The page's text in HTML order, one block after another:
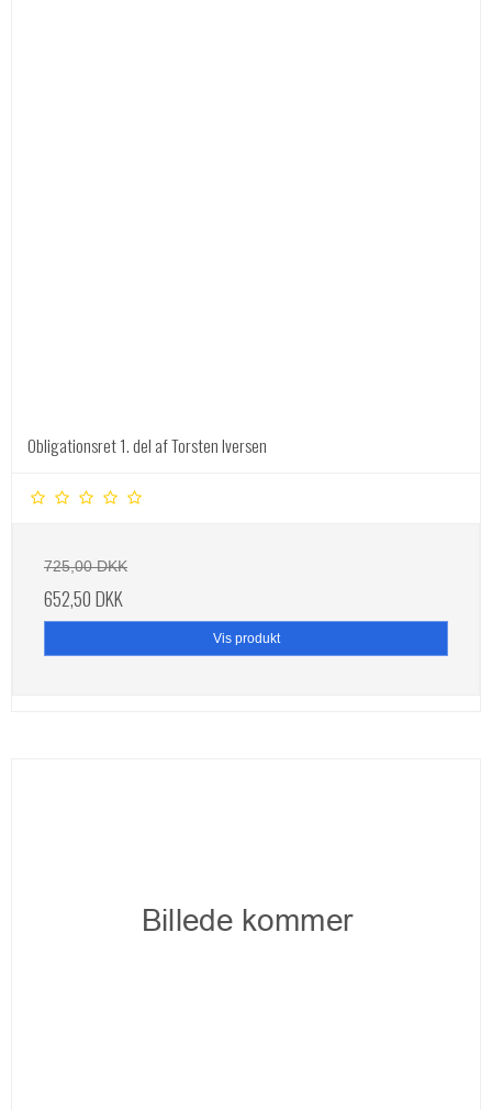
Obligationsret 1. del af Torsten Iversen
725,00 DKK
652,50 DKK
Vis produkt